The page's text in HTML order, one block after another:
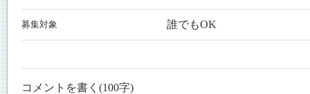
募集対象 誰でもOK
コメントを書く(100字)